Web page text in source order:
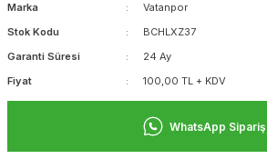
Marka
Vatanpor
Stok Kodu
BCHLXZ37
Garanti Süresi
24 Ay
Fiyat
100,00 TL + KDV
WhatsApp Sipariş